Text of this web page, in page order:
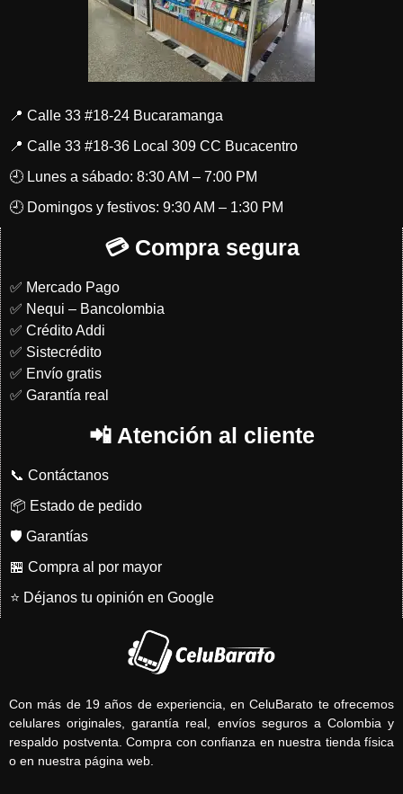
📍 Calle 33 #18-24 Bucaramanga
📍 Calle 33 #18-36 Local 309 CC Bucacentro
🕘 Lunes a sábado: 8:30 AM – 7:00 PM
🕘 Domingos y festivos: 9:30 AM – 1:30 PM
💳 Compra segura
✅ Mercado Pago
✅ Nequi – Bancolombia
✅ Crédito Addi
✅ Sistecrédito
✅ Envío gratis
✅ Garantía real
📲 Atención al cliente
📞 Contáctanos
📦 Estado de pedido
🛡️ Garantías
🏪 Compra al por mayor
⭐ Déjanos tu opinión en Google
Con más de 19 años de experiencia, en CeluBarato te ofrecemos
celulares originales, garantía real, envíos seguros a Colombia y
respaldo postventa. Compra con confianza en nuestra tienda física
o en nuestra página web.